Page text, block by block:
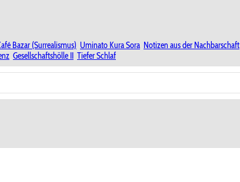
Bazar (Surrealismus) Uminato Kura Sora Notizen aus der Nachbarschaft
Gesellschaftshölle II Tiefer Schlaf